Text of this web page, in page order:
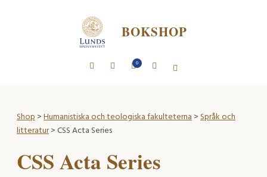
BOKSHOP
0
Shop>Humanistiska och teologiska fakulteterna>Språk och
litteratur> CSS Acta Series
CSS Acta Series